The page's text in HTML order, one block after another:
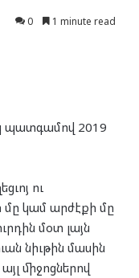
0 1 minute read
պատգամով 2019
ու
մը կամ արժէքի մը
մօտ լայն
նիւթին մասին
միջոցներով